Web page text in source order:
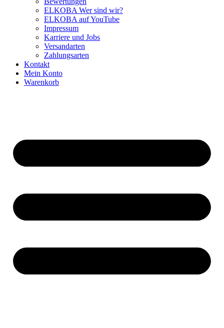
ELKOBA Wer sind wir?
ELKOBA auf YouTube
Impressum
Karriere und Jobs
Versandarten
Zahlungsarten
Kontakt
Mein Konto
Warenkorb